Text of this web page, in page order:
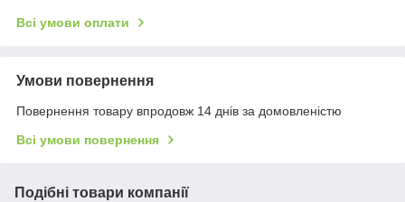
Всі умови оплати
Умови повернення
Повернення товару впродовж 14 днів за домовленістю
Всі умови повернення
Подібні товари компанії